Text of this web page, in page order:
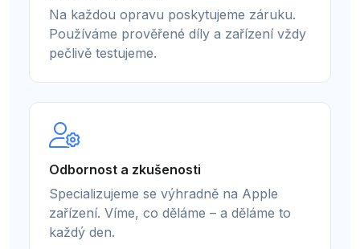
Na každou opravu poskytujeme záruku.
Používáme prověřené díly a zařízení vždy
pečlivě testujeme.
Odbornost a zkušenosti
Specializujeme se výhradně na Apple
zařízení. Víme, co děláme – a děláme to
každý den.